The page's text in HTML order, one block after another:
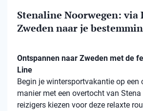
Stenaline Noorwegen: via
Zweden naar je
Ontspannen naar Zweden met de
Line
Begin je wintersportvakantie op een
manier met een overtocht van Stena
reizigers kiezen voor deze relaxte